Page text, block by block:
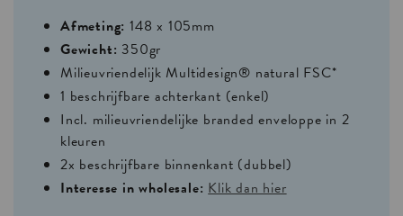
Afmeting: 148 x 105mm
Gewicht: 350gr
Milieuvriendelijk Multidesign® natural FSC*
1 beschrijfbare achterkant (enkel)
Incl. milieuvriendelijke branded enveloppe in 2
kleuren
2x beschrijfbare binnenkant (dubbel)
Interesse in wholesale: Klik dan hier